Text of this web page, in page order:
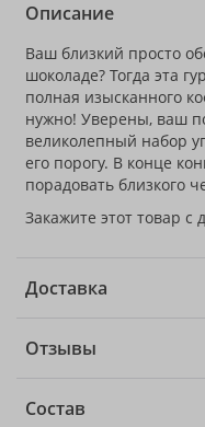
Описание
Ваш близкий просто
шоколаде? Тогда эта
полная изысканного
нужно! Уверены, ваш
великолепный набор
его порогу. В конце
порадовать близкого
Закажите этот товар с
Доставка
Отзывы
Состав